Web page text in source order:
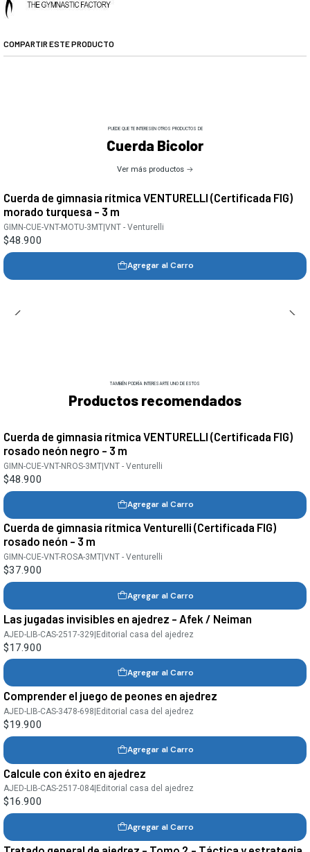
COMPARTIR ESTE PRODUCTO
PUEDE QUE TE INTERESEN OTROS PRODUCTOS DE
Cuerda Bicolor
Ver más productos
Cuerda de gimnasia rítmica VENTURELLI (Certificada FIG)
morado turquesa - 3 m
GIMN-CUE-VNT-MOTU-3MT |VNT - Venturelli
$48.900
Agregar al Carro
TAMBIÉN PODRÍA INTERESARTE UNO DE ESTOS
Productos recomendados
Cuerda de gimnasia rítmica VENTURELLI (Certificada FIG)
rosado neón negro - 3 m
GIMN-CUE-VNT-NROS-3MT |VNT - Venturelli
$48.900
Agregar al Carro
Cuerda de gimnasia rítmica Venturelli (Certificada FIG)
rosado neón - 3 m
GIMN-CUE-VNT-ROSA-3MT |VNT - Venturelli
$37.900
Agregar al Carro
Las jugadas invisibles en ajedrez - Afek / Neiman
AJED-LIB-CAS-2517-329|Editorial casa del ajedrez
$17.900
Agregar al Carro
Comprender el juego de peones en ajedrez
AJED-LIB-CAS-3478-698 Editorial casa del ajedrez
$19.900
Agregar al Carro
Calcule con éxito en ajedrez
AJED-LIB-CAS-2517-084 Editorial casa del ajedrez
$16.900
Agregar al Carro